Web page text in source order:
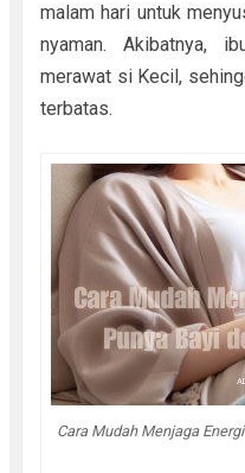
malam hari untuk
nyaman. Akibatnya,
merawat si Kecil,
terbatas.
Cara Mudah Menjaga